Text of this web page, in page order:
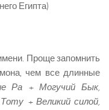
Египта)
Проще запомнить
чем все длинные
Ра + Могучий Бык,
+ Великий силой,